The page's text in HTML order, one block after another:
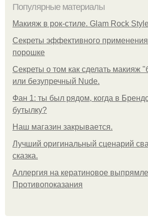
Популярные материалы
Макияж в рок-стиле. Glam Rock
Секреты эффективного
порошке
Секреты о том как сделать макияж
или безупречный Nude.
Фан 1: ты был рядом, когда в
бутылку?
Нaш магaзин зaкрывaeтся.
Лучший оригинальный сценарий
сказка.
Аллергия на кератиновое
Противопоказания